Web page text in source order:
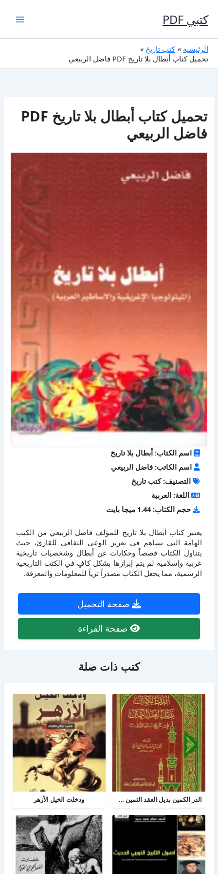
إلى
المحتوى
كتبي PDF
الرئيسية
كتب تاريخ
تحميل كتاب أبطال بلا تاريخ PDF فاضل الربيعي
تحميل كتاب أبطال بلا تاريخ PDF
فاضل الربيعي
اسم الكتاب: أبطال بلا تاريخ
اسم الكاتب: فاضل الربيعي
التصنيف: كتب تاريخ
اللغة: العربية
حجم الكتاب: 1.44 ميجا بايت
يعتبر كتاب أبطال بلا تاريخ للمؤلف فاضل الربيعي من الكتب
الهامة التي تساهم في تعزيز الوعي الثقافي للقارئ، حيث
يتناول الكتاب قصصاً وحكايات عن أبطال وشخصيات تاريخية
عربية وإسلامية لم يتم إبرازها بشكل كافٍ في الكتب التاريخية
الرسمية، مما يجعل الكتاب مصدراً ثرياً للمعلومات والمعرفة.
صفحة التحميل
صفحة القراءة
كتب ذات صلة
الدر الكمين بذيل العقد الثمين في تاريخ البلد الأمين ودخلت الخيل الأزهر